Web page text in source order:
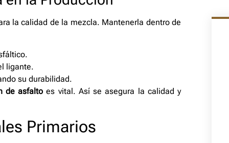
la calidad de la mezcla. Mantenerla dentro de
ligante.
su durabilidad.
de asfalto es vital. Así se asegura la calidad y
Primarios